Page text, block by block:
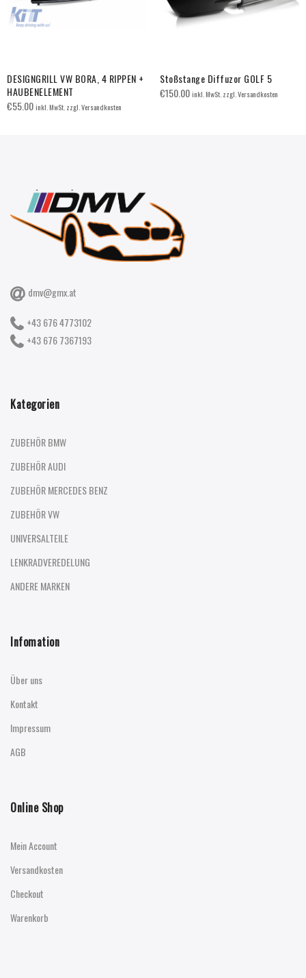
DESIGNGRILL VW BORA, 4 RIPPEN +
HAUBENELEMENT
€55.00inkl. MwSt. zzgl. Versandkosten
Stoßstange Diffuzor GOLF 5
€150.00inkl. MwSt. zzgl. Versandkosten
dmv@gmx.at
+43 676 4773102
+43 676 7367193
Kategorien
ZUBEHÖR BMW
ZUBEHÖR AUDI
ZUBEHÖR MERCEDES BENZ
ZUBEHÖR VW
UNIVERSALTEILE
LENKRADVEREDELUNG
ANDERE MARKEN
Infomation
Über uns
Kontakt
Impressum
AGB
Online Shop
Mein Account
Versandkosten
Checkout
Warenkorb